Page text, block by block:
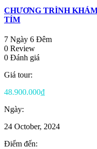
CHƯƠNG TRÌNH
TÍM
7 Ngày 6 Đêm
0 Review
0 Đánh giá
Giá tour:
48.900.000₫
Ngày:
24 October, 2024
Điểm đến: